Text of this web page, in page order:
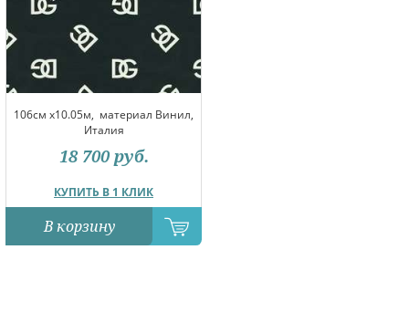
106см x10.05м, материал Винил,
Италия
КУПИТЬ В 1 КЛИК
18 700 руб.
В корзину